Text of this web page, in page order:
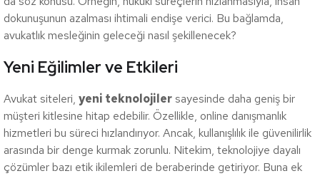
dokunuşunun azalması ihtimali endişe verici. Bu bağlamda,
avukatlık mesleğinin geleceği nasıl şekillenecek?
Yeni Eğilimler ve Etkileri
Avukat siteleri, yeni teknolojiler sayesinde daha geniş bir
müşteri kitlesine hitap edebilir. Özellikle, online danışmanlık
hizmetleri bu süreci hızlandırıyor. Ancak, kullanışlılık ile güvenilirlik
arasında bir denge kurmak zorunlu. Nitekim, teknolojiye dayalı
çözümler bazı etik ikilemleri de beraberinde getiriyor. Buna ek